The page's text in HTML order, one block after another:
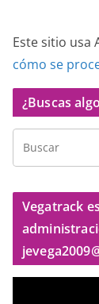
Este sitio usa
cómo se
¿Buscas
Vegatrack